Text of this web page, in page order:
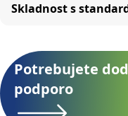
Skladnost s
Potrebujete
podporo